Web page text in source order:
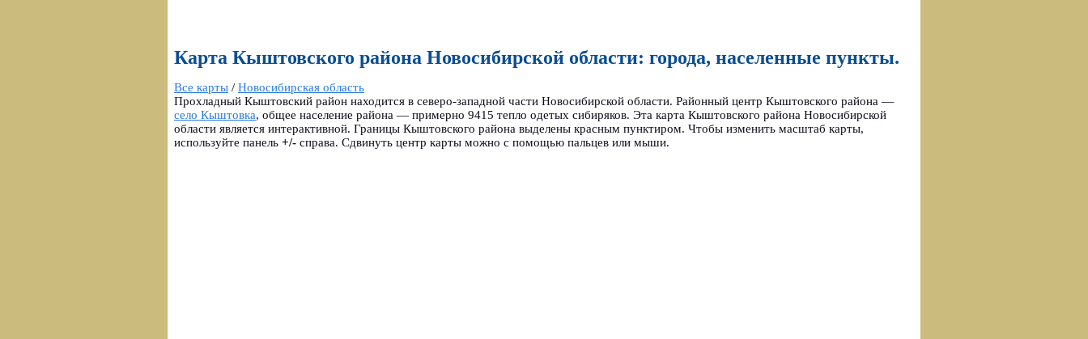
Карта Кыштовского района Новосибирской области: города, населенные пункты.
Все карты / Новосибирская область
Прохладный Кыштовский район находится в северо-западной части Новосибирской области. Районный центр Кыштовского района —
село Кыштовка, общее население района — примерно 9415 тепло одетых сибиряков. Эта карта Кыштовского района Новосибирской
области является интерактивной. Границы Кыштовского района выделены красным пунктиром. Чтобы изменить масштаб карты,
используйте панель +/- справа. Сдвинуть центр карты можно с помощью пальцев или мыши.